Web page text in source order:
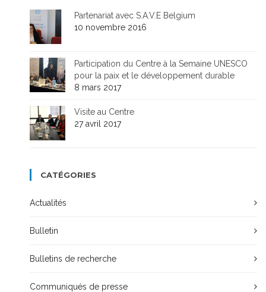
Partenariat avec S.A.V.E Belgium
10 novembre 2016
Participation du Centre à la Semaine UNESCO
pour la paix et le développement durable
8 mars 2017
Visite au Centre
27 avril 2017
CATÉGORIES
Actualités
Bulletin
Bulletins de recherche
Communiqués de presse